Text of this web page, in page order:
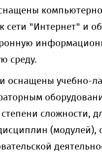
сети "Интернет" и
среду.
оснащены учебно-
сложности,
(модулей),